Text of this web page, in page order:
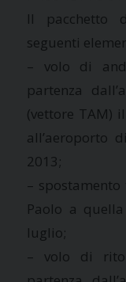
Il pacchetto
seguenti
– volo di
partenza
(vettore TAM)
all’aeroporto
2013;
–
Paolo a
luglio;
– volo di